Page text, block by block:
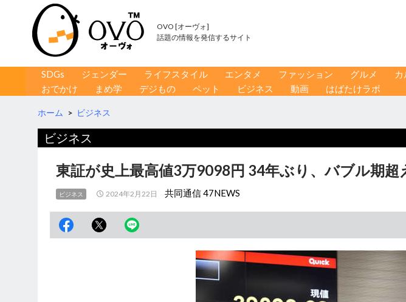
OVO [オーヴォ]
話題の情報を発信するサイト
コンテンツへ移動
SDGs ジェンダー ライフスタイル エンタメ ファッション グルメ
おでかけ
まめ学 デジもの ペット ビジネス 動画 はばたけラボ
ホーム > ビジネス
ビジネス
東証が史上最高値3万9098円 34年ぶり、バブル期超
ビジネス 2024年2月22日 共同通信 47NEWS